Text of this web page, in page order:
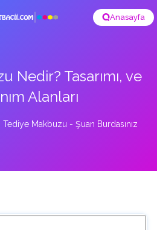
Anasayfa
Nedir? Tasarımı, ve
Alanları
Tediye Makbuzu - Şuan Burdasınız